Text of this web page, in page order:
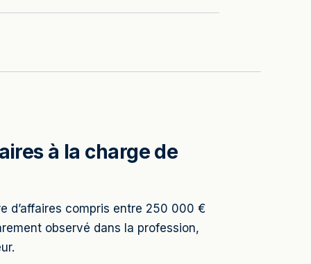
à la charge de
d’affaires compris entre 250 000 €
observé dans la profession,